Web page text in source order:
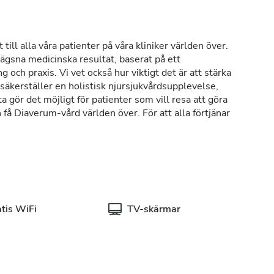
alla våra patienter på våra kliniker världen över.
medicinska resultat, baserat på ett
och praxis. Vi vet också hur viktigt det är att stärka
en holistisk njursjukvårdsupplevelse,
gör det möjligt för patienter som vill resa att göra
Diaverum-vård världen över. För att alla förtjänar
WiFi TV-skärmar